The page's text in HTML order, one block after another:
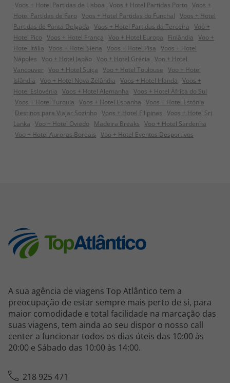
Voos + Hotel Partidas de Lisboa Voos + Hotel Partidas Porto Voos +
Hotel Partidas de Faro Voos + Hotel Partidas do Funchal Voos + Hotel
Partidas de Ponta Delgada Voos + Hotel Partidas da Terceira Voo +
Hotel Pico Voos + Hotel França Voo + Hotel Europa Finlândia Voo +
Hotel Itália Voos + Hotel Siena Voos + Hotel Pisa Voos + Hotel
Nápoles Voo + Hotel Japão Voo + Hotel Grécia Voo + Hotel
Vancouver Voo + Hotel Suiça Voo + Hotel Toulouse Voo + Hotel
Islândia Voo + Hotel Nova Zelândia Voos + Hotel Irlanda Voos +
Hotel Eslovénia Voos + Hotel Alemanha Voos + Hotel África do Sul
Voos + Hotel Turquia Voos + Hotel Espanha Voos + Hotel Estónia
Destinos para Viajar Sozinho Voos + Hotel Filipinas Voos + Hotel Sri
Lanka Voo + Hotel Oviedo Madeira Breaks Voo + Hotel Sardenha
Voo + Hotel Auroras Boreais Voo + Hotel Eventos Desportivos
A sua agência de viagens Top Atlântico tem a
preocupação de estar sempre mais perto de si, para
maior comodidade e total facilidade na marcação das
suas viagens, tem ainda ao seu dispor o nosso call
center a funcionar todos os dias úteis das 10:00 às
20:00 e Sábado das 10:00 às 14:00.
218 925 471